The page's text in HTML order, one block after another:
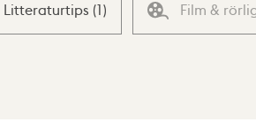
Litteraturtips (1) Film &